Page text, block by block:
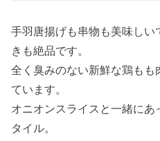
手羽唐揚げも串物も美味し
きも絶品です。
全く臭みのない新鮮な鶏も
ています。
オニオンスライスと一緒にあ
タイル。